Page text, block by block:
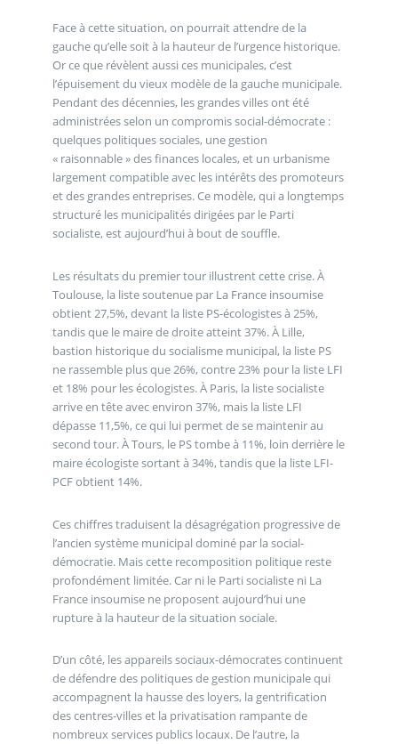
Face à cette situation, on pourrait attendre de la
gauche qu’elle soit à la hauteur de l’urgence historique.
Or ce que révèlent aussi ces municipales, c’est
l’épuisement du vieux modèle de la gauche municipale.
Pendant des décennies, les grandes villes ont été
administrées selon un compromis social-démocrate :
quelques politiques sociales, une gestion
« raisonnable » des finances locales, et un urbanisme
largement compatible avec les intérêts des promoteurs
et des grandes entreprises. Ce modèle, qui a longtemps
structuré les municipalités dirigées par le Parti
socialiste, est aujourd’hui à bout de souffle.
Les résultats du premier tour illustrent cette crise. À
Toulouse, la liste soutenue par La France insoumise
obtient 27,5%, devant la liste PS-écologistes à 25%,
tandis que le maire de droite atteint 37%. À Lille,
bastion historique du socialisme municipal, la liste PS
ne rassemble plus que 26%, contre 23% pour la liste LFI
et 18% pour les écologistes. À Paris, la liste socialiste
arrive en tête avec environ 37%, mais la liste LFI
dépasse 11,5%, ce qui lui permet de se maintenir au
second tour. À Tours, le PS tombe à 11%, loin derrière le
maire écologiste sortant à 34%, tandis que la liste LFI-
PCF obtient 14%.
Ces chiffres traduisent la désagrégation progressive de
l’ancien système municipal dominé par la social-
démocratie. Mais cette recomposition politique reste
profondément limitée. Car ni le Parti socialiste ni La
France insoumise ne proposent aujourd’hui une
rupture à la hauteur de la situation sociale.
D’un côté, les appareils sociaux-démocrates continuent
de défendre des politiques de gestion municipale qui
accompagnent la hausse des loyers, la gentrification
des centres-villes et la privatisation rampante de
nombreux services publics locaux. De l’autre, la